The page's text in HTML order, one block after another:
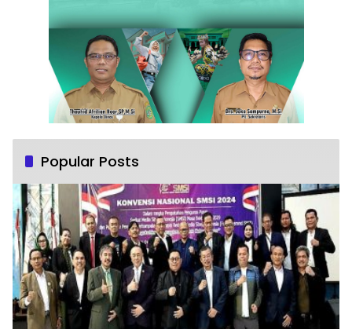
Popular Posts